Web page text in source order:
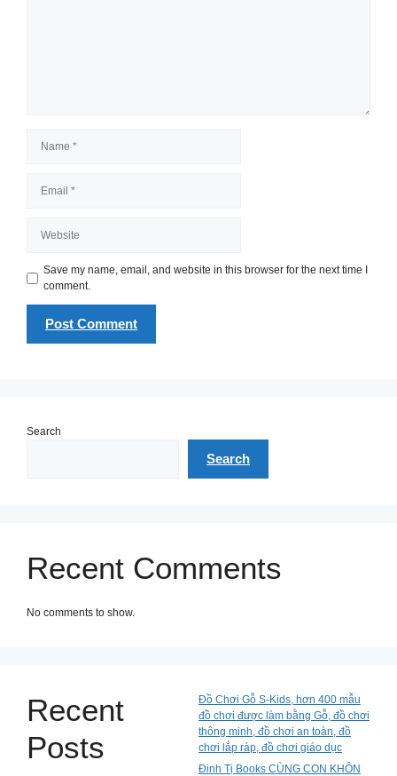
Save my name, email, and website in this browser for the next time I
comment.
Search
Search
Recent Comments
No comments to show.
Recent
Posts
Đồ Chơi Gỗ S-Kids, hơn 400 mẫu
đồ chơi được làm bằng Gỗ, đồ chơi
thông minh, đồ chơi an toàn, đồ
chơi lắp ráp, đồ chơi giáo dục
Đinh Tị Books CÙNG CON KHÔN